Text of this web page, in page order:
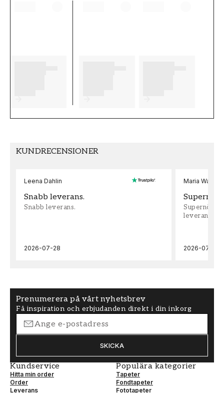
KUNDRECENSIONER
Leena Dahlin
Snabb leverans.
Snabb leverans.
2026-07-28
Maria
leveran,
2026-07-22
Prenumerera på vårt nyhetsbrev
Få inspiration och erbjudanden direkt i din inkorg
SKICKA
Kundservice
Hitta min order
Order
Leverans
Populära kategorier
Tapeter
Fondtapeter
Fototapeter